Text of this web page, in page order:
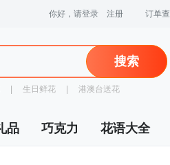
你好，请登录 注册 订单
搜索
生日鲜花 港澳台送花
品 巧克力 花语大全